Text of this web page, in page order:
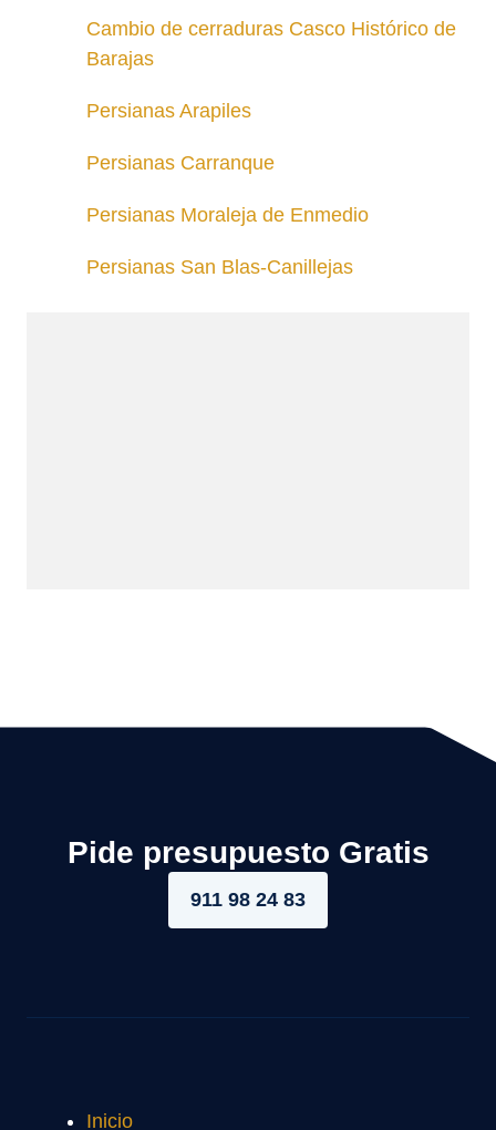
Cambio de cerraduras Casco Histórico de
Barajas
Persianas Arapiles
Persianas Carranque
Persianas Moraleja de Enmedio
Persianas San Blas-Canillejas
Pide presupuesto Gratis
911 98 24 83
Inicio